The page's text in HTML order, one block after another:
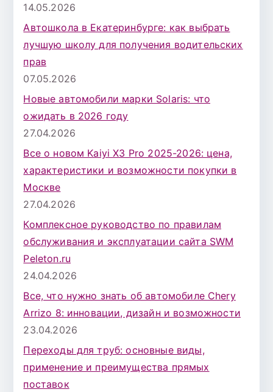
14.05.2026
Автошкола в Екатеринбурге: как выбрать
лучшую школу для получения водительских
прав
07.05.2026
Новые автомобили марки Solaris: что
ожидать в 2026 году
27.04.2026
Все о новом Kaiyi X3 Pro 2025-2026: цена,
характеристики и возможности покупки в
Москве
27.04.2026
Комплексное руководство по правилам
обслуживания и эксплуатации сайта SWM
Peleton.ru
24.04.2026
Все, что нужно знать об автомобиле Chery
Arrizo 8: инновации, дизайн и возможности
23.04.2026
Переходы для труб: основные виды,
применение и преимущества прямых
поставок